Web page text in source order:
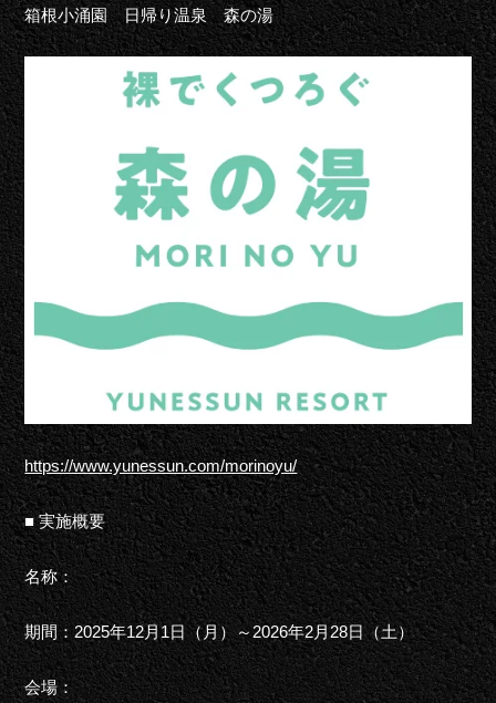
箱根小涌園 日帰り温泉 森の湯
https://www.yunessun.com/morinoyu/
■ 実施概要
名称：
期間：2025年12月1日（月）～2026年2月28日（土）
会場：